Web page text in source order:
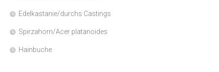
Edelkastanie/durchs Castings
Spirzahorn/Acer platanoides
Hainbuche